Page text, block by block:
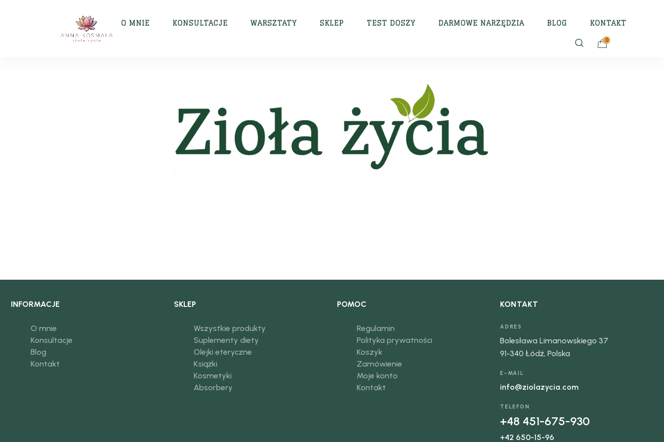
O MNIE KONSULTACJE WARSZTATY SKLEP TEST DOSZY DARMOWE NARZĘDZIA BLOG KONTAKT
0
INFORMACJE
O mnie
Konsultacje
Blog
Kontakt
SKLEP
Wszystkie produkty
Suplementy diety
Olejki eteryczne
Książki
Kosmetyki
Absorbery
POMOC
Regulamin
Polityka prywatności
Koszyk
Zamówienie
Moje konto
Kontakt
KONTAKT
ADRES
Bolesława Limanowskiego 37
91-340 Łódź, Polska
E-MAIL
info@ziolazycia.com
TELEFON
+48 451-675-930
+42 650-15-96